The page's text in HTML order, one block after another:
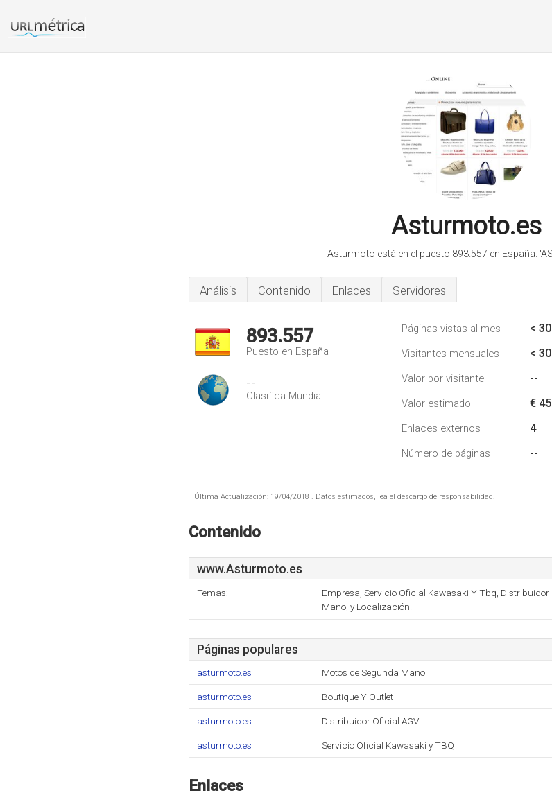
Asturmoto.es
Asturmoto está en el puesto 893.557 en España.
Análisis Contenido Enlaces Servidores
893.557
Puesto en España
--
Clasifica Mundial
Páginas vistas al mes <
Visitantes mensuales <
Valor por visitante --
Valor estimado €
Enlaces externos 4
Número de páginas --
Última Actualización: 19/04/2018 . Datos estimados, lea el descargo de responsabilidad.
Contenido
www.Asturmoto.es
Temas:
Empresa, Servicio Oficial Kawasaki Y Tbq,
Mano, y Localización.
Páginas populares
asturmoto.es Motos de Segunda Mano
asturmoto.es Boutique Y Outlet
asturmoto.es Distribuidor Oficial AGV
asturmoto.es Servicio Oficial Kawasaki y TBQ
Enlaces